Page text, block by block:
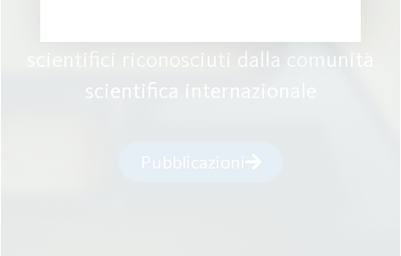
scientifici riconosciuti dalla comunità
scientifica internazionale
Pubblicazioni